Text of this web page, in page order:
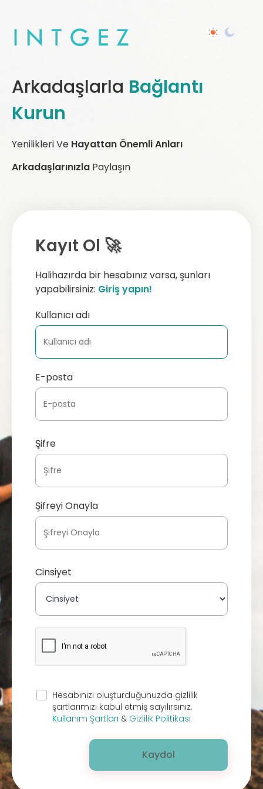
Arkadaşlarla Bağlantı
Kurun
Yenilikleri Ve Hayattan Önemli Anları
Arkadaşlarınızla Paylaşın
Kayıt Ol 🚀
Halihazırda bir hesabınız varsa, şunları
yapabilirsiniz: Giriş yapın!
Kullanıcı adı
E-posta
Şifre
Şifreyi Onayla
Cinsiyet
Hesabınızı oluşturduğunuzda gizlilik
şartlarımızı kabul etmiş sayılırsınız.
Kullanım Şartları & Gizlilik Politikası
Kaydol